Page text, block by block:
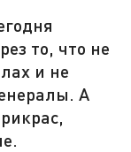
то, что не
и не
А